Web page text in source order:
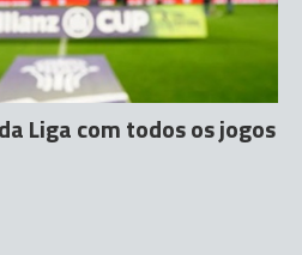
Liga com todos os jogos